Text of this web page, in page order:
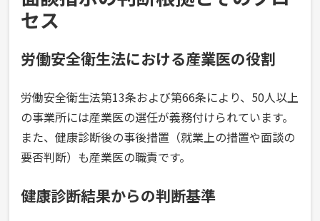
セス
労働安全衛生法における産業医の役割
労働安全衛生法第13条および第66条により、50人以上
の事業所には産業医の選任が義務付けられています。
また、健康診断後の事後措置（就業上の措置や面談の
要否判断）も産業医の職責です。
健康診断結果からの判断基準